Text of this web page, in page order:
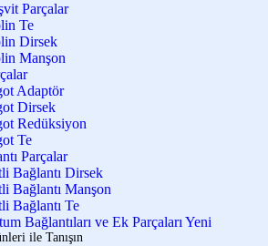
Parçalar
Te
Dirsek
Manşon
Adaptör
Dirsek
Redüksiyon
Te
Parçalar
Bağlantı Dirsek
Bağlantı Manşon
Bağlantı Te
Bağlantıları ve Ek Parçaları Yeni
ile Tanışın